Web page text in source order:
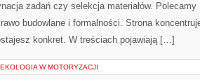
zadań czy selekcja materiałów. Polecamy
budowlane i formalności. Strona
konkret. W treściach pojawiają […]
EKOLOGIA W MOTORYZACJI